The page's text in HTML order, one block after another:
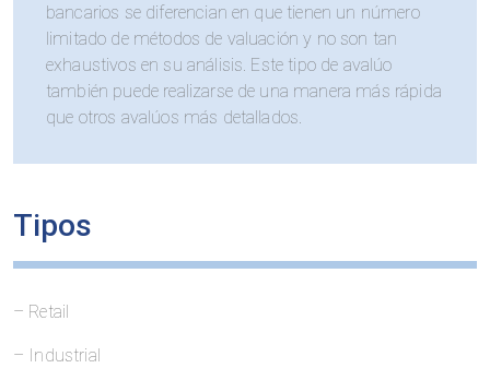
bancarios se diferencian en que tienen un número
limitado de métodos de valuación y no son tan
exhaustivos en su análisis. Este tipo de avalúo
también puede realizarse de una manera más rápida
que otros avalúos más detallados.
Tipos
– Retail
– Industrial